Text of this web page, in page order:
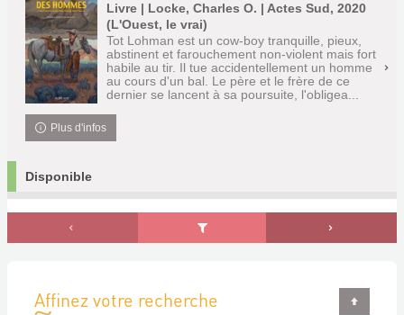
Livre | Locke, Charles O. | Actes Sud, 2020
(L'Ouest, le vrai)
Tot Lohman est un cow-boy tranquille, pieux,
abstinent et farouchement non-violent mais fort
habile au tir. Il tue accidentellement un homme
au cours d'un bal. Le père et le frère de ce
dernier se lancent à sa poursuite, l'obligea...
Plus d'infos
Disponible
Affinez votre recherche